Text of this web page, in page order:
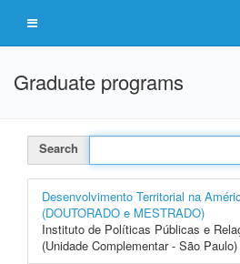
Graduate programs
Search
Desenvolvimento Territorial na
(DOUTORADO e MESTRADO)
Instituto de Políticas Públicas e
(Unidade Complementar - São Paulo)